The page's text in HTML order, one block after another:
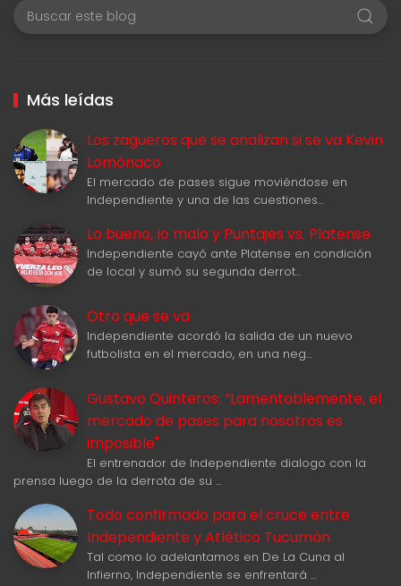
Más leídas
Los zagueros que se analizan si se va Kevin
Lomónaco
El mercado de pases sigue moviéndose en
Independiente y una de las cuestiones…
Lo bueno, lo malo y Puntajes vs. Platense
Independiente cayó ante Platense en condición
de local y sumó su segunda derrot…
Otro que se va
Independiente acordó la salida de un nuevo
futbolista en el mercado, en una neg…
Gustavo Quinteros: “Lamentablemente, el
mercado de pases para nosotros es
imposible"
El entrenador de Independiente dialogo con la
prensa luego de la derrota de su …
Todo confirmado para el cruce entre
Independiente y Atlético Tucumán
Tal como lo adelantamos en De La Cuna al
Infierno, Independiente se enfrentará …